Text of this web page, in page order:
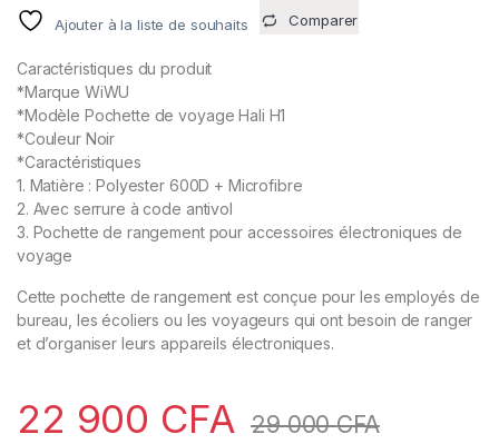
Ajouter à la liste de souhaits Comparer
Caractéristiques du produit
*Marque WiWU
*Modèle Pochette de voyage Hali H1
*Couleur Noir
*Caractéristiques
1. Matière : Polyester 600D + Microfibre
2. Avec serrure à code antivol
3. Pochette de rangement pour accessoires électroniques de
voyage
Cette pochette de rangement est conçue pour les employés de
bureau, les écoliers ou les voyageurs qui ont besoin de ranger
et d’organiser leurs appareils électroniques.
22 900 CFA 29 000CFA